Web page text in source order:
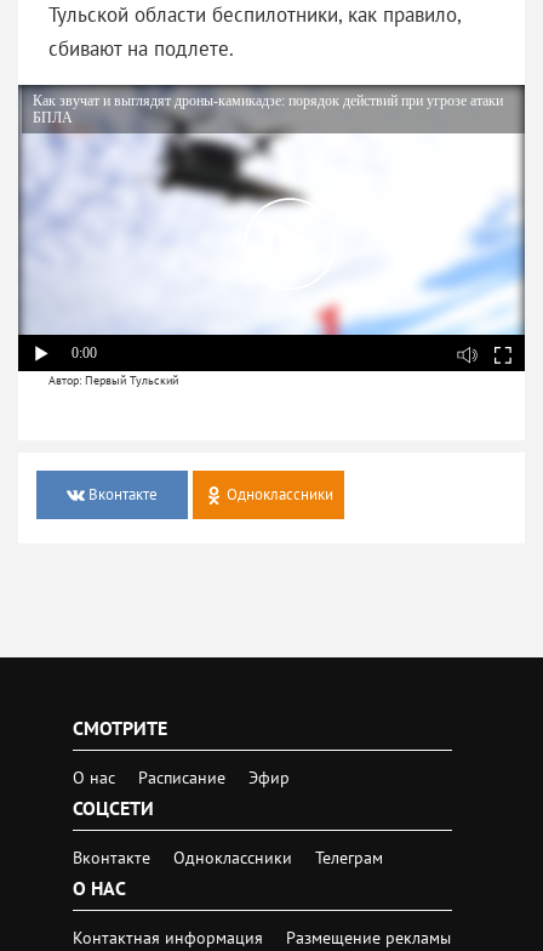
Тульской области беспилотники, как правило,
сбивают на подлете.
Как звучат и выглядят дроны-камикадзе: порядок действий при угрозе атаки
БПЛА
0:00
Автор: Первый Тульский
Вконтакте Одноклассники
СМОТРИТЕ
О нас Расписание Эфир
СОЦСЕТИ
Вконтакте Одноклассники Телеграм
О НАС
Контактная информация
Размещение рекламы